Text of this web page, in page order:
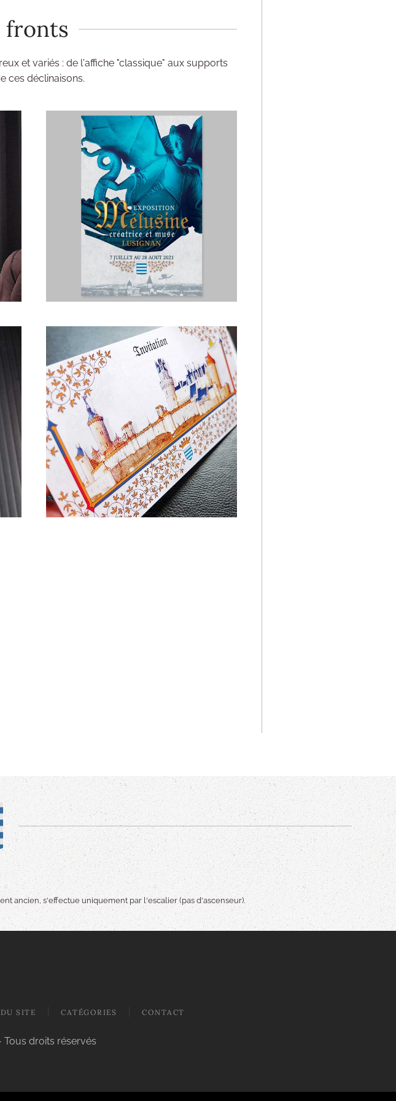
fronts
et variés : de l'affiche "classique" aux supports
ces déclinaisons.
ancien, s'effectue uniquement par l'escalier (pas d'ascenseur).
SITE CATÉGORIES CONTACT
droits réservés